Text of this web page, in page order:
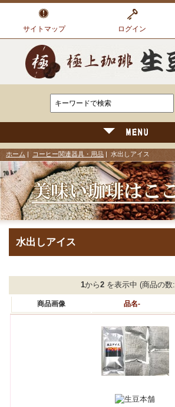
サイトマップ ログイン
ホーム コーヒー関連器具・用品 | 水出しアイス
水出しアイス
1から2を表示中 (商品の数:
商品画像 品名-